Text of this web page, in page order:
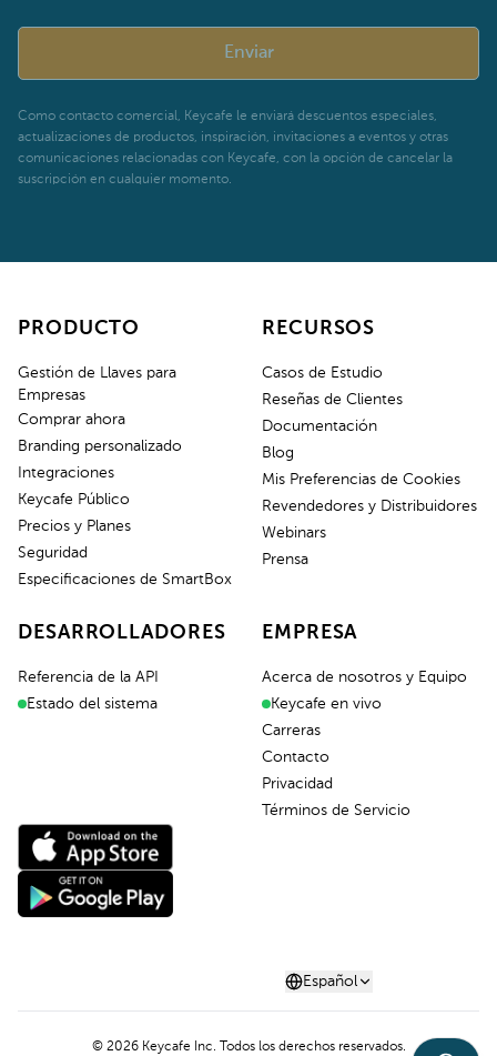
Enviar
Como contacto comercial, Keycafe le enviará descuentos especiales,
actualizaciones de productos, inspiración, invitaciones a eventos y otras
comunicaciones relacionadas con Keycafe, con la opción de cancelar la
suscripción en cualquier momento.
PRODUCTO
Gestión de Llaves para
Empresas
Comprar ahora
Branding personalizado
Integraciones
Keycafe Público
Precios y Planes
Seguridad
Especificaciones de SmartBox
RECURSOS
Casos de Estudio
Reseñas de Clientes
Documentación
Blog
Mis Preferencias de Cookies
Revendedores y Distribuidores
Webinars
Prensa
DESARROLLADORES
Referencia de la API
Estado del sistema
EMPRESA
Acerca de nosotros y Equipo
Keycafe en vivo
Carreras
Contacto
Privacidad
Términos de Servicio
Español
© 2026 Keycafe Inc. Todos los derechos reservados.